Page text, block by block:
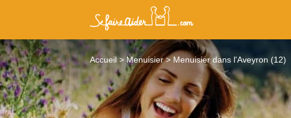
Accueil Menuisier Menuisier dans l'Aveyron (12)